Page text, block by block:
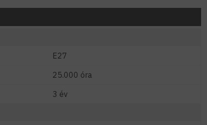
E27
25.000 óra
3 év